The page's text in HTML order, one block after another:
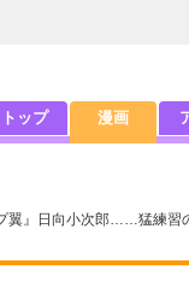
トップ 漫画
翼』日向小次郎……猛練